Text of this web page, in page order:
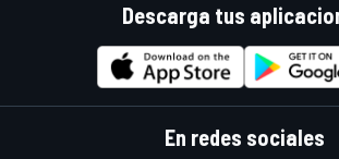
Descarga tus
En redes sociales